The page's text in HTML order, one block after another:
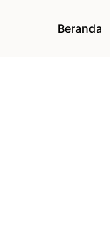
Beranda